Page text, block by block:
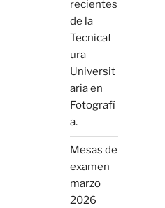
recientes
de la
Tecnicat
ura
Universit
aria en
Fotografí
a.
Mesas de
examen
marzo
2026